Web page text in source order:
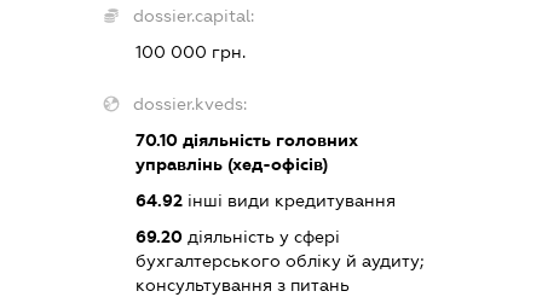
dossier.capital:
100 000 грн.
dossier.kveds:
70.10діяльність головних
управлінь (хед-офісів)
64.92інші види кредитування
69.20діяльність у сфері
бухгалтерського обліку й аудиту;
консультування з питань